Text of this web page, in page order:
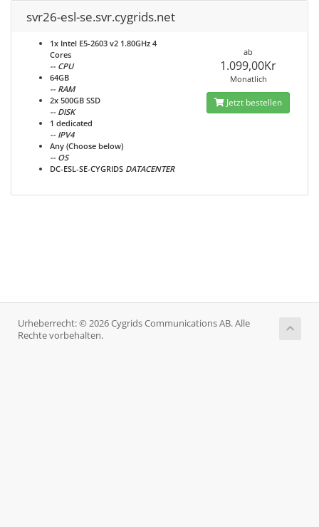
svr26-esl-se.svr.cygrids.net
1x Intel E5-2603 v2 1.80GHz 4
Cores
-- CPU
64GB
-- RAM
2x 500GB SSD
-- DISK
1 dedicated
-- IPV4
Any (Choose below)
-- OS
DC-ESL-SE-CYGRIDS DATACENTER
ab
1.099,00Kr
Monatlich
Jetzt bestellen
Urheberrecht: © 2026 Cygrids Communications AB. Alle
Rechte vorbehalten.